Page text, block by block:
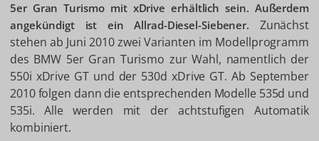
5er Gran Turismo mit xDrive erhältlich sein. Außerdem
angekündigt ist ein Allrad-Diesel-Siebener. Zunächst
stehen ab Juni 2010 zwei Varianten im Modellprogramm
des BMW 5er Gran Turismo zur Wahl, namentlich der
550i xDrive GT und der 530d xDrive GT. Ab September
2010 folgen dann die entsprechenden Modelle 535d und
535i. Alle werden mit der achtstufigen Automatik
kombiniert.